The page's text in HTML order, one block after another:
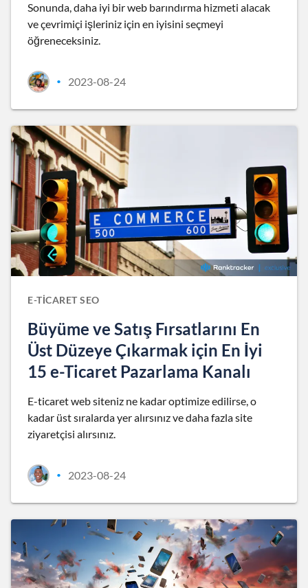
Sonunda, daha iyi bir web barındırma hizmeti alacak
ve çevrimiçi işleriniz için en iyisini seçmeyi
öğreneceksiniz.
• 2023-08-24
E-TICARET SEO
Büyüme ve Satış Fırsatlarını En
Üst Düzeye Çıkarmak için En İyi
15 e-Ticaret Pazarlama Kanalı
E-ticaret web siteniz ne kadar optimize edilirse, o
kadar üst sıralarda yer alırsınız ve daha fazla site
ziyaretçisi alırsınız.
• 2023-08-24